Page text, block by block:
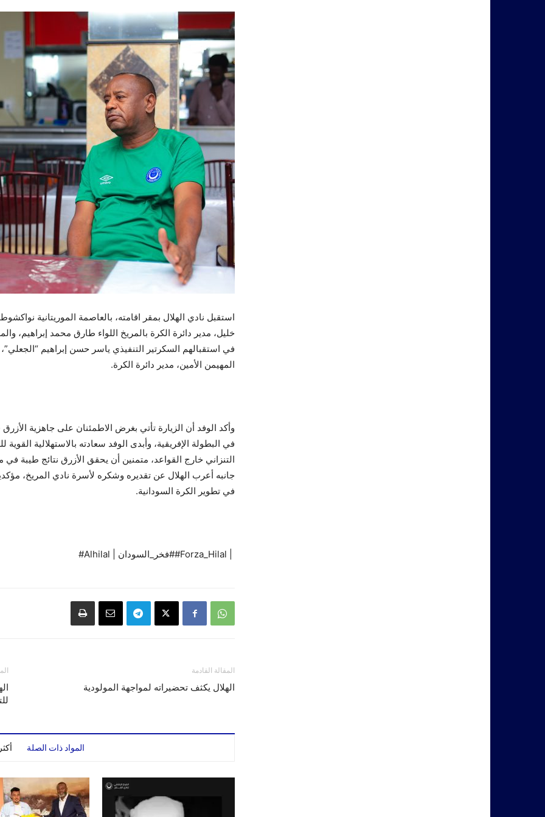
استقبل نادي الهلال بمقر اقامته، بالعاصمة الموريتانية
خليل، مدير دائرة الكرة بالمريخ اللواء طارق محمد إبراهيم،
في استقبالهم السكرتير التنفيذي ياسر حسن إبراهيم
المهيمن الأمين، مدير دائرة الكرة.
وأكد الوفد أن الزيارة تأتي بغرض الاطمئنان على جاهزية
في البطولة الإفريقية، وأبدى الوفد سعادته بالاستهلالية
التنزاني خارج القواعد، متمنين أن يحقق الأزرق نتائج طيبة
جانبه أعرب الهلال عن تقديره وشكره لأسرة نادي المريخ،
في تطوير الكرة السودانية.
‎#Forza_Hilal | ‎#فخر_السودان | ‎#Alhilal
المقالة القادمة
الهلال يكثف تحضيراته لمواجهة المولودية
المواد ذات الصلة